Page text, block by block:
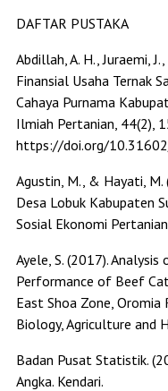
DAFTAR PUSTAKA
Abdillah, A. H., Juraemi,
Finansial Usaha Ternak
Cahaya Purnama
Ilmiah Pertanian, 44(2),
https://doi.org/
Agustin, M., & Hayati, M.
Desa Lobuk Kabupaten
Sosial Ekonomi
Ayele, S. (2017).
Performance of Beef
East Shoa Zone,
Biology, Agriculture and
Badan Pusat Statistik.
Angka. Kendari.